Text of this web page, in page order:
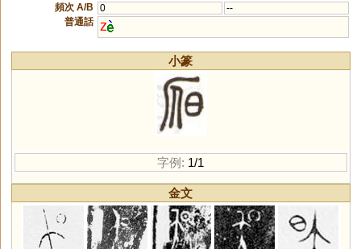
頻次 A/B
0
--
普通話 z
小篆
字例: 1/1
金文